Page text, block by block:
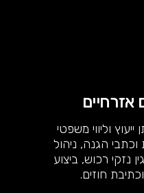
אזרחיים
וליווי משפטי
הגנה, ניהול
נזקי רכוש, ביצוע
חוזים.